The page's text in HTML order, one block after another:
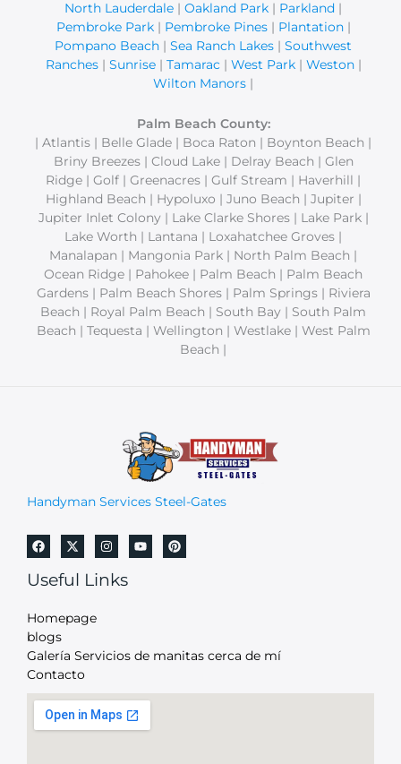
North Lauderdale | Oakland Park | Parkland |
Pembroke Park| Pembroke Pines| Plantation|
Pompano Beach | Sea Ranch Lakes | Southwest
Ranches| Sunrise| Tamarac| West Park| Weston|
Wilton Manors |
Palm Beach County:
| Atlantis | Belle Glade | Boca Raton | Boynton Beach |
Briny Breezes | Cloud Lake | Delray Beach | Glen
Ridge | Golf | Greenacres | Gulf Stream | Haverhill |
Highland Beach | Hypoluxo | Juno Beach | Jupiter |
Jupiter Inlet Colony | Lake Clarke Shores | Lake Park |
Lake Worth | Lantana | Loxahatchee Groves |
Manalapan | Mangonia Park | North Palm Beach |
Ocean Ridge | Pahokee | Palm Beach | Palm Beach
Gardens | Palm Beach Shores | Palm Springs | Riviera
Beach | Royal Palm Beach | South Bay | South Palm
Beach | Tequesta | Wellington | Westlake | West Palm
Beach |
Handyman Services Steel-Gates
Useful Links
Homepage
blogs
Galería Servicios de manitas cerca de mí
Contacto